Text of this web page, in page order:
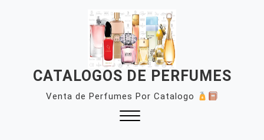
CATALOGOS DE PERFUMES
Venta de Perfumes Por Catalogo